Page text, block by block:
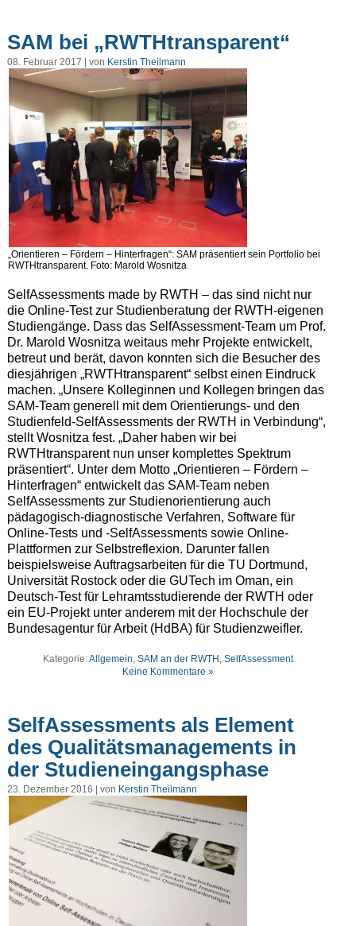
SAM bei „RWTHtransparent“
08. Februar 2017 | von Kerstin Theilmann
„Orientieren – Fördern – Hinterfragen“: SAM präsentiert sein Portfolio bei
RWTHtransparent. Foto: Marold Wosnitza
SelfAssessments made by RWTH – das sind nicht nur
die Online-Test zur Studienberatung der RWTH-eigenen
Studiengänge. Dass das SelfAssessment-Team um Prof.
Dr. Marold Wosnitza weitaus mehr Projekte entwickelt,
betreut und berät, davon konnten sich die Besucher des
diesjährigen „RWTHtransparent“ selbst einen Eindruck
machen. „Unsere Kolleginnen und Kollegen bringen das
SAM-Team generell mit dem Orientierungs- und den
Studienfeld-SelfAssessments der RWTH in Verbindung“,
stellt Wosnitza fest. „Daher haben wir bei
RWTHtransparent nun unser komplettes Spektrum
präsentiert“. Unter dem Motto „Orientieren – Fördern –
Hinterfragen“ entwickelt das SAM-Team neben
SelfAssessments zur Studienorientierung auch
pädagogisch-diagnostische Verfahren, Software für
Online-Tests und -SelfAssessments sowie Online-
Plattformen zur Selbstreflexion. Darunter fallen
beispielsweise Auftragsarbeiten für die TU Dortmund,
Universität Rostock oder die GUTech im Oman, ein
Deutsch-Test für Lehramtsstudierende der RWTH oder
ein EU-Projekt unter anderem mit der Hochschule der
Bundesagentur für Arbeit (HdBA) für Studienzweifler.
Kategorie:Allgemein ,SAM an der RWTH ,SelfAssessment
Keine Kommentare »
SelfAssessments als Element
des Qualitätsmanagements in
der Studieneingangsphase
23. Dezember 2016 | von Kerstin Theilmann